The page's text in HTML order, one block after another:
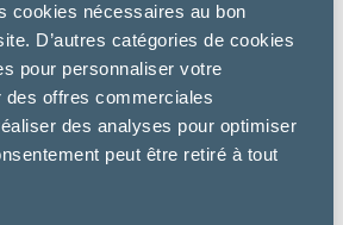
cookies nécessaires au bon
D’autres catégories de cookies
pour personnaliser votre
offres commerciales
des analyses pour optimiser
peut être retiré à tout